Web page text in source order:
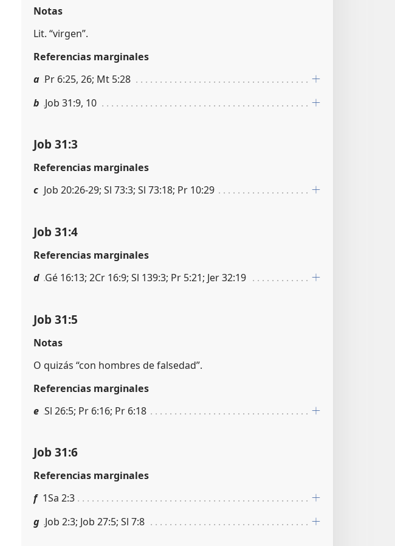
Notas
Lit. “virgen”.
Referencias marginales
a Pr 6:25, 26; Mt 5:28
b Job 31:9, 10
Job 31:3
Referencias marginales
c Job 20:26-29; Sl 73:3; Sl 73:18; Pr 10:29
Job 31:4
Referencias marginales
d Gé 16:13; 2Cr 16:9; Sl 139:3; Pr 5:21; Jer 32:19
Job 31:5
Notas
O quizás “con hombres de falsedad”.
Referencias marginales
e Sl 26:5; Pr 6:16; Pr 6:18
Job 31:6
Referencias marginales
f 1Sa 2:3
g Job 2:3; Job 27:5; Sl 7:8